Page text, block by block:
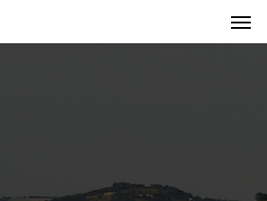
Menu
Menu